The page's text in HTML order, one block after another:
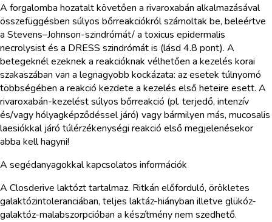
A forgalomba hozatalt követően a rivaroxabán alkalmazásával
összefüggésben súlyos bőrreakciókról számoltak be, beleértve
a Stevens–Johnson-szindrómát/ a toxicus epidermalis
necrolysist és a DRESS szindrómát is (lásd 4.8 pont). A
betegeknél ezeknek a reakcióknak vélhetően a kezelés korai
szakaszában van a legnagyobb kockázata: az esetek túlnyomó
többségében a reakció kezdete a kezelés első heteire esett. A
rivaroxabán-kezelést súlyos bőrreakció (pl. terjedő, intenzív
és/vagy hólyagképződéssel járó) vagy bármilyen más, mucosalis
laesiókkal járó túlérzékenységi reakció első megjelenésekor
abba kell hagyni!
A segédanyagokkal kapcsolatos információk
A Closderive laktózt tartalmaz. Ritkán előforduló, örökletes
galaktózintoleranciában, teljes laktáz-hiányban illetve glükóz-
galaktóz-malabszorpcióban a készítmény nem szedhető.